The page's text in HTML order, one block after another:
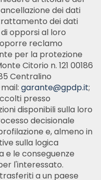
dei dati
dei dati
opporsi al loro
reclamo
per la protezione
Citorio n. 121 00186
Centralino
garante@gpdp.it;
presso
disponibili sulla loro
decisionale
e, almeno in
sulla logica
e le conseguenze
l'interessato.
a un paese